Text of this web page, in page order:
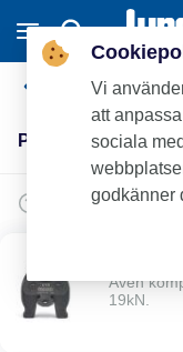
Pressmaskiner
Pressmaskiner &
Ridgid
Även
19kN.
Vi
att
sociala
godkänner